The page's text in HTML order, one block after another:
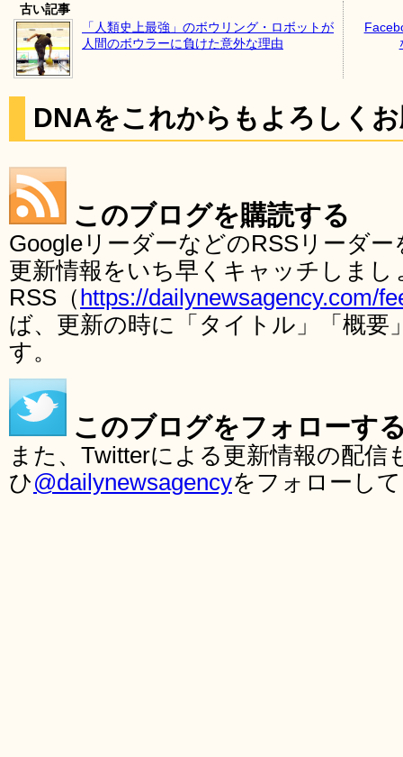
古い記事
「人類史上最強」のボウリング・ロボットが
人間のボウラーに負けた意外な理由
DNAをこれからもよろしく
このブログを購読する
GoogleリーダーなどのRSSリーダ
更新情報をいち早くキャッチしま
RSS（ https://dailynewsagency.com/
ば、更新の時に「タイトル」「概要
す。
このブログをフォローす
また、Twitterによる更新情報の配
ひ@dailynewsagencyをフォローし